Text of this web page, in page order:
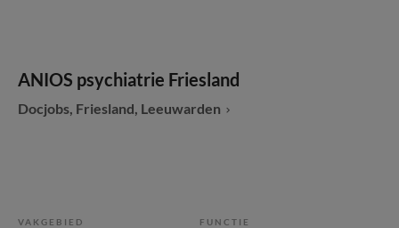
ANIOS psychiatrie Friesland
Docjobs, Friesland, Leeuwarden
VAKGEBIED FUNCTIE